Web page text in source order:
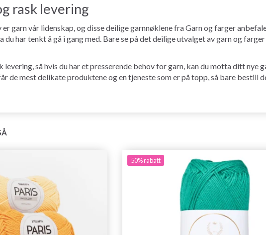
rask levering
garn vår lidenskap, og disse deilige garnnøklene fra Garn og farger
du har tenkt å gå i gang med. Bare se på det deilige utvalget av garn og
så hvis du har et presserende behov for garn, kan du motta ditt
de mest delikate produktene og en tjeneste som er på topp, så bare
50%rabatt